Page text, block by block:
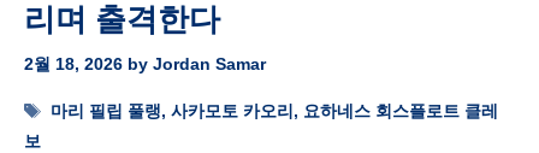
리며 출격한다
2월 18, 2026 by Jordan Samar
Tags
마리 필립 풀랭,사카모토 카오리 , 요하네스 회스플로트 클레
보